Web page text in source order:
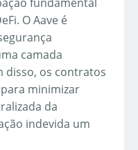
O Aave é
camada
disso, os contratos
minimizar
da
indevida um